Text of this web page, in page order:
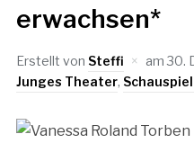
erwachsen*
Erstellt von Steffi am30.
Junges Theater,